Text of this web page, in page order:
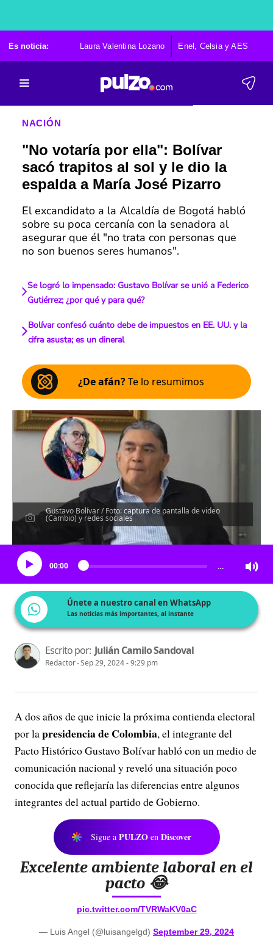
Es noticia: Laura Valentina Lozano Enel, Celsia y AES
NACIÓN
"No votaría por ella": Bolívar
sacó trapitos al sol y le dio la
espalda a María José Pizarro
El excandidato a la Alcaldía de Bogotá habló
sobre su poca cercanía con la senadora al
asegurar que él "no trata con personas que
no son buenos seres humanos".
Se logró lo impensado: Gustavo Bolívar se unió a Federico
Gutiérrez; ¿por qué y para qué?
Bolívar confesó cuánto debe de impuestos en EE. UU. y la
cifra asusta; es un dineral
¿De afán?Te lo resumimos
Gustavo Bolívar / Foto: captura de pantalla de video
(Cambio) y redes sociales
Escucha el artículo
00:00 …
Únete a nuestro canal en WhatsApp
Las noticias más importantes, al instante
Escrito por: Julián Camilo Sandoval
Redactor Sep 29, 2024 - 9:29 pm
A dos años de que inicie la próxima contienda electoral
por lapresidencia de Colombia, el integrante del
Pacto Histórico Gustavo Bolívar habló con un medio de
comunicación nacional y reveló una situación poco
conocida que reflejaría las diferencias entre algunos
integrantes del actual partido de Gobierno.
Sigue a PULZO en Discover
Excelente ambiente laboral en el
pacto 😂
pic.twitter.com/TVRWaKV0aC
— Luis Angel (@luisangelgd) September 29, 2024